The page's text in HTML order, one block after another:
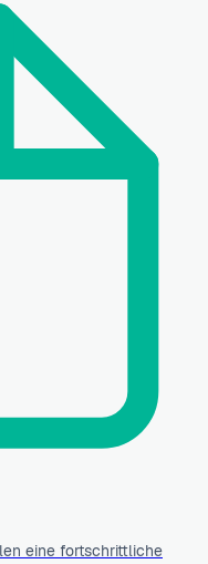
eine fortschrittliche